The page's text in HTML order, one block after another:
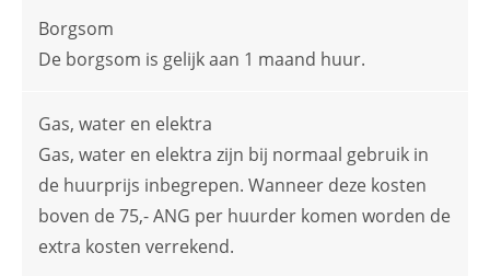
Borgsom
De borgsom is gelijk aan 1 maand huur.
Gas, water en elektra
Gas, water en elektra zijn bij normaal gebruik in
de huurprijs inbegrepen. Wanneer deze kosten
boven de 75,- ANG per huurder komen worden de
extra kosten verrekend.